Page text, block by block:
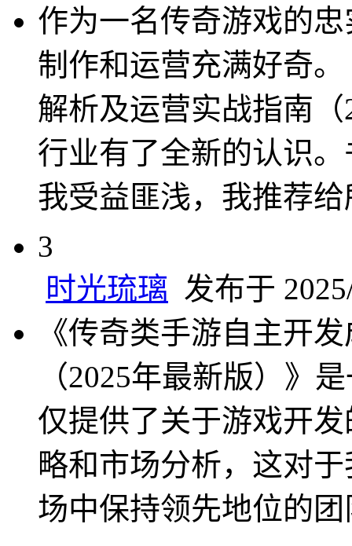
作为一名传奇游戏的
制作和运营充满好奇
解析及运营实战指南
行业有了全新的认识
我受益匪浅，我推荐
3
时光琉璃 发布于
《传奇类手游自主开
（2025年最新版）》
仅提供了关于游戏开
略和市场分析，这对
场中保持领先地位的